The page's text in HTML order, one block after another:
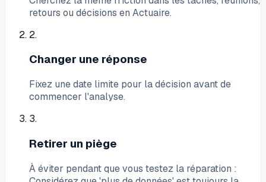
retours ou décisions en Actuaire.
2.
Changer une réponse
Fixez une date limite pour la décision avant de
commencer l'analyse.
3.
Retirer un piège
À éviter pendant que vous testez la réparation :